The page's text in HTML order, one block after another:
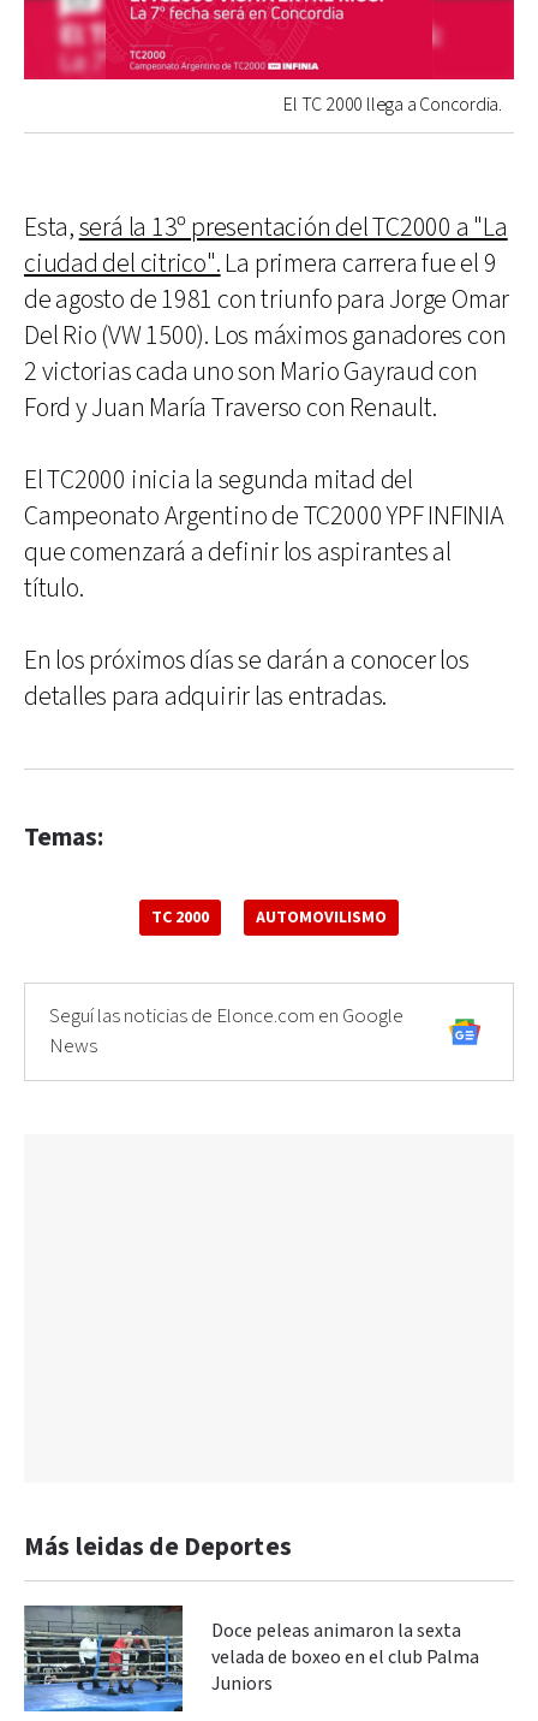
El TC 2000 llega a Concordia.
Esta,será la 13º presentación del TC2000 a "La
ciudad del citrico".La primera carrera fue el 9
de agosto de 1981 con triunfo para Jorge Omar
Del Rio (VW 1500). Los máximos ganadores con
2 victorias cada uno son Mario Gayraud con
Ford y Juan María Traverso con Renault.
El TC2000 inicia la segunda mitad del
Campeonato Argentino de TC2000 YPF INFINIA
que comenzará a definir los aspirantes al
título.
En los próximos días se darán a conocer los
detalles para adquirir las entradas.
Temas:
TC 2000 AUTOMOVILISMO
Seguí las noticias de Elonce.com en Google
News
Más leidas de Deportes
Doce peleas animaron la sexta
velada de boxeo en el club Palma
Juniors